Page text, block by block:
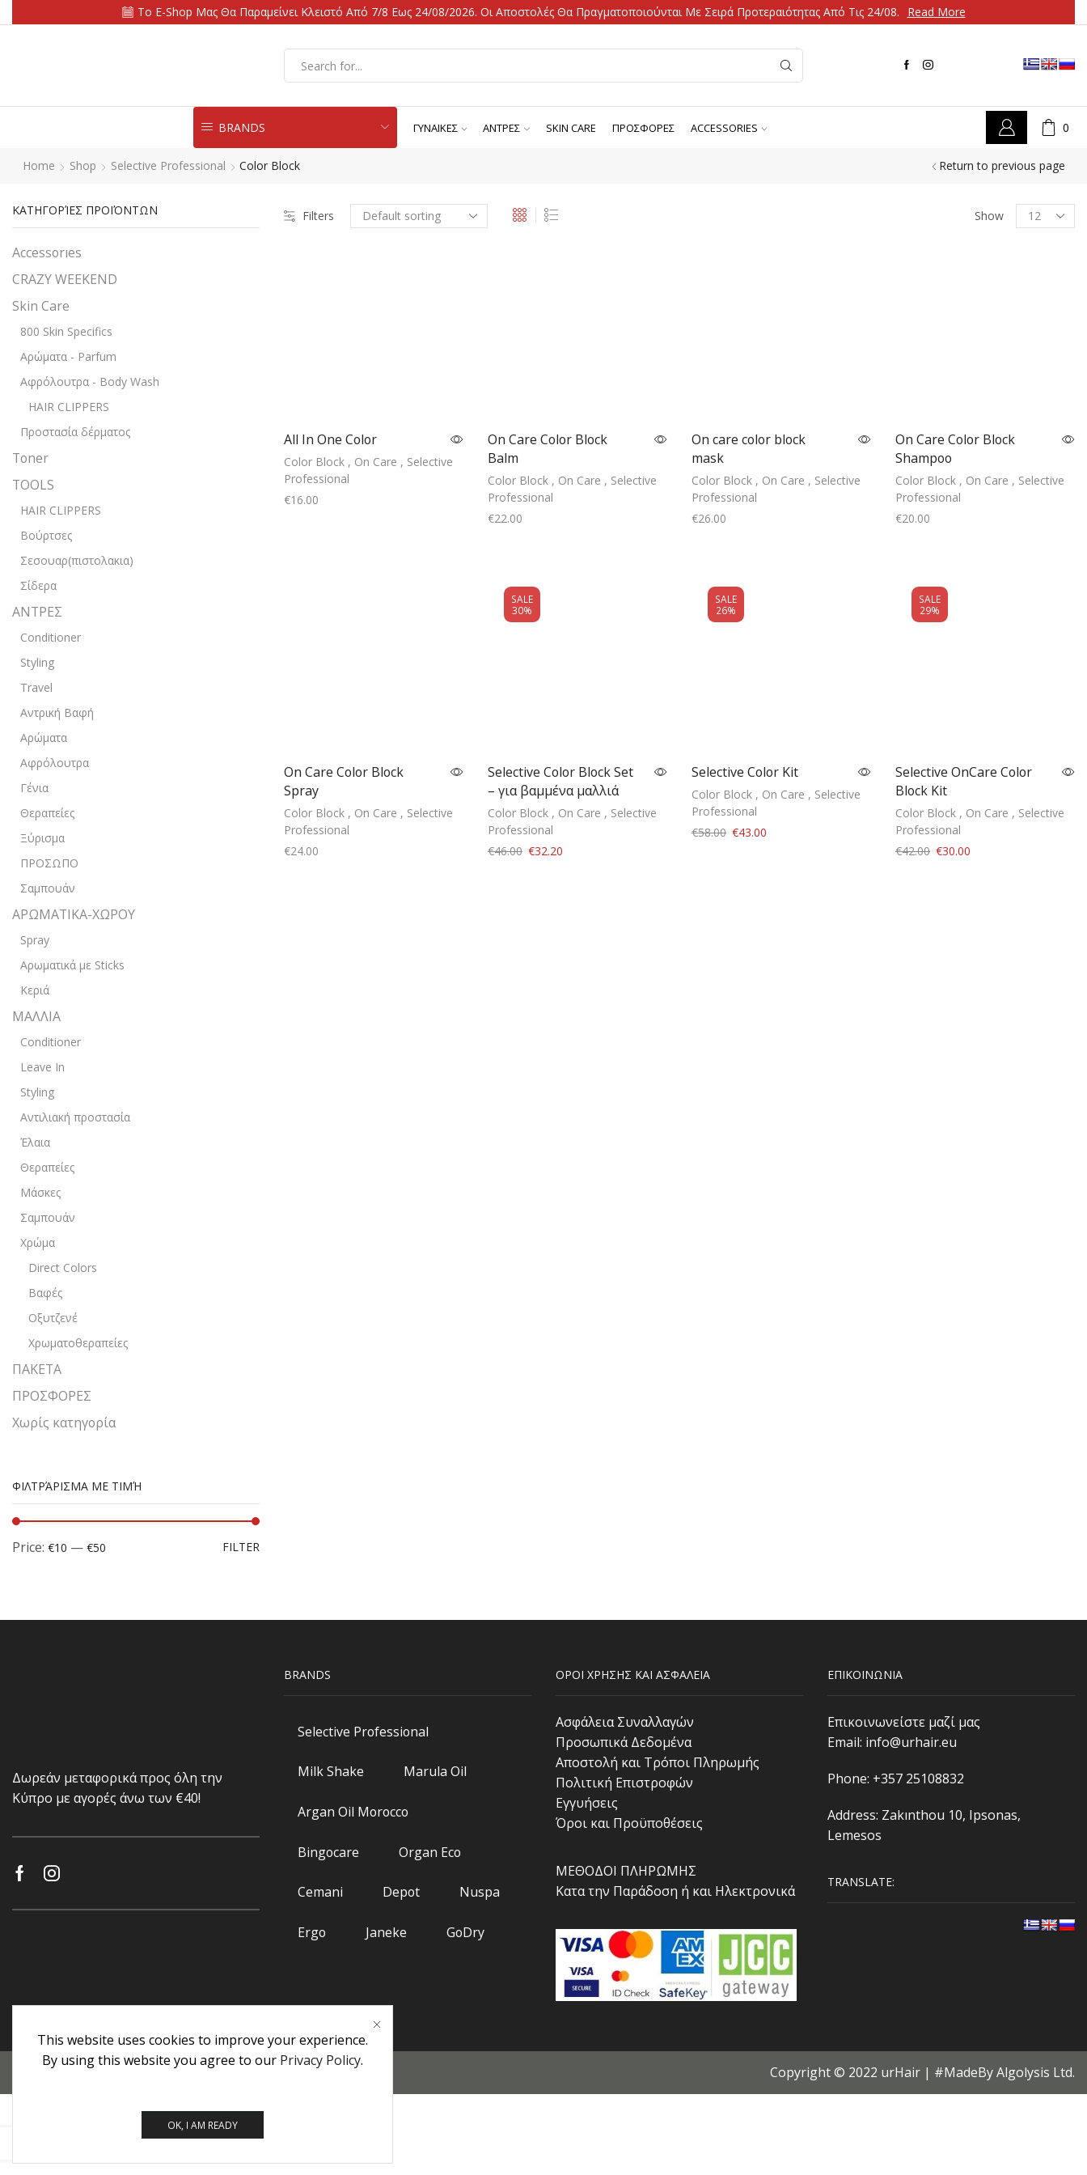
Το E-Shop Μας Θα Παραμείνει Κλειστό Από 7/8 Εως 24/08/2026. Οι Αποστολές Θα Πραγματοποιούνται Με Σειρά Προτεραιότητας Από Τις 24/08. Read More
BRANDS ΓΥΝΑΙΚΕΣ ΑΝΤΡΕΣ SKIN CARE ΠΡΟΣΦΟΡΕΣ ACCESSORIES 0
Home Shop Selective Professional Color Block Return to previous page
Filters Show
All In One Color
Color Block , On Care , Selective
Professional
€16.00
On Care Color Block
Balm
Color Block , On Care , Selective
Professional
€22.00
On care color block
mask
Color Block , On Care , Selective
Professional
€26.00
On Care Color Block
Shampoo
Color Block , On Care , Selective
Professional
€20.00
On Care Color Block
Spray
Color Block , On Care , Selective
Professional
€24.00
SALE
30%
Selective Color Block Set
– για βαμμένα μαλλιά
Color Block , On Care , Selective
Professional
€46.00 €32.20
SALE
26%
Selective Color Kit
Color Block , On Care , Selective
Professional
€58.00 €43.00
SALE
29%
Selective OnCare Color
Block Kit
Color Block , On Care , Selective
Professional
€42.00 €30.00
ΚΑΤΗΓΟΡΊΕΣ ΠΡΟΪΌΝΤΩΝ
Accessorıes
CRAZY WEEKEND
Skin Care
800 Skin Specifics
Αρώματα - Parfum
Αφρόλουτρα - Body Wash
HAIR CLIPPERS
Προστασία δέρματος
Toner
TOOLS
HAIR CLIPPERS
Βούρτσες
Σεσουαρ(πιστολακια)
Σίδερα
ΑΝΤΡΕΣ
Conditioner
Styling
Travel
Αντρική Βαφή
Αρώματα
Αφρόλουτρα
Γένια
Θεραπείες
Ξύρισμα
ΠΡΟΣΩΠΟ
Σαμπουάν
ΑΡΩΜΑΤΙΚΑ-ΧΩΡΟΥ
Spray
Αρωματικά με Sticks
Κεριά
ΜΑΛΛΙΑ
Conditioner
Leave In
Styling
Αντιλιακή προστασία
Έλαια
Θεραπείες
Μάσκες
Σαμπουάν
Χρώμα
Direct Colors
Βαφές
Οξυτζενέ
Χρωματοθεραπείες
ΠΑΚΕΤΑ
ΠΡΟΣΦΟΡΕΣ
Χωρίς κατηγορία
ΦΙΛΤΡΆΡΙΣΜΑ ΜΕ ΤΙΜΉ
FILTER
Price: €10 — €50
Δωρεάν μεταφορικά προς όλη την
Κύπρο με αγορές άνω των €40!
BRANDS
Selective Professional
Milk Shake Marula Oil
Argan Oil Morocco
Bingocare Organ Eco
Cemani Depot Nuspa
Ergo Janeke GoDry
ΟΡΟΙ ΧΡΗΣΗΣ ΚΑΙ ΑΣΦΑΛΕΙΑ
Ασφάλεια Συναλλαγών
Προσωπικά Δεδομένα
Αποστολή και Τρόποι Πληρωμής
Πολιτική Επιστροφών
Εγγυήσεις
Όροι και Προϋποθέσεις
ΜΕΘΟΔΟΙ ΠΛΗΡΩΜΗΣ
Κατα την Παράδοση ή και Ηλεκτρονικά
ΕΠΙΚΟΙΝΩΝΙΑ
Επικοινωνείστε μαζί μας
Email: info@urhair.eu
Phone: +357 25108832
Address: Zakınthou 10, Ipsonas,
Lemesos
TRANSLATE:
Προσωπικά Δεδομένα Πολιτική Επιστροφών Εγγυήσεις Copyright © 2022 urHair | #MadeByAlgolysis Ltd.
This website uses cookies to improve your experience.
By using this website you agree to our Privacy Policy.
OK, I AM READY